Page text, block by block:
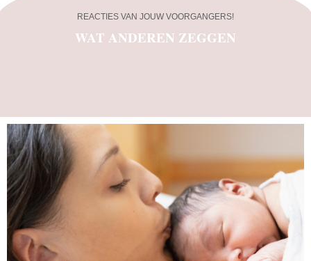
REACTIES VAN JOUW VOORGANGERS!
WAT ANDEREN ZEGGEN